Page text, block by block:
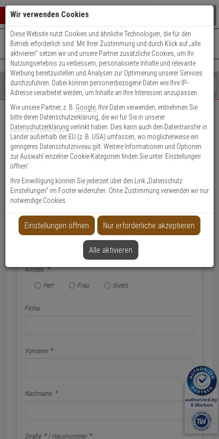
Warenkorb schließen
0 ARTIKEL IM WARENKORB
Ihr Warenkorb ist momentan leer.
Ergebnisse ()
Fertig
Shop
durchsuchen
Bitte
geben
Sie
mindestens
Zeichen
ein,
um
Suche
Es
wurde
noch
Kategorien
Suche
gestartet
+49 (0)821 899 493-0Mo. - Do.: 8:00 - 16:30 | Fr.: 8:00 - 14:00 Uhr
Kontaktservice nutzen
EXPERT-Security für Privatkunden
Das Beste für Ihre Sicherheit!
Geschäftskunden-
Konto anlegen
anlegen
Name & Anschrift
Anrede *
Herr
Frau divers
Firma
Vorname *
Nachname *
Straße * /Hausnummer *
Wir verwenden Cookies
Diese Website nutzt Cookies und ähnliche Technologien, die für den
Betrieb erforderlich sind. Mit Ihrer Zustimmung und durch Klick auf „alle
aktivieren“ setzen wir und unsere Partner zusätzliche Cookies, um Ihr
Nutzungserlebnis zu verbessern, personalisierte Inhalte und relevante
Werbung bereitzustellen und Analysen zur Optimierung unserer Services
durchzuführen. Dabei können personenbezogene Daten wie Ihre IP-
Adresse verarbeitet werden, um Inhalte an Ihre Interessen anzupassen.
Wie unsere Partner, z. B. Google , Ihre Daten verwenden, entnehmen Sie
bitte deren Datenschutzerklärung, die wir für Sie in unserer
Datenschutzerklärung verlinkt haben. Dies kann auch den Datentransfer in
Länder außerhalb der EU (z. B. USA) umfassen, wo möglicherweise ein
geringeres Datenschutzniveau gilt. Weitere Informationen und Optionen
zur Auswahl einzelner Cookie-Kategorien finden Sie unter 'Einstellungen
öffnen'.
Ihre Einwilligung können Sie jederzeit über den Link „Datenschutz
Einstellungen“ im Footer widerrufen. Ohne Zustimmung verwenden wir nur
notwendige Cookies.
Einstellungen öffnen Nur erforderliche akzeptieren
Alle aktivieren